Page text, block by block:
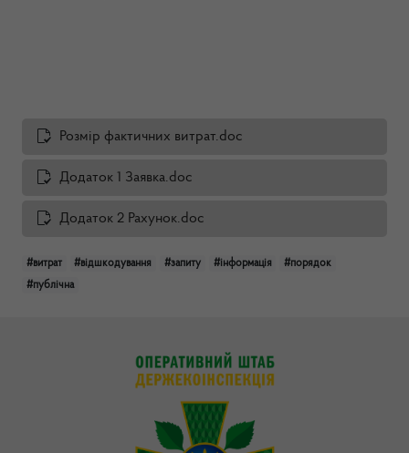
Розмір фактичних витрат.doc
Додаток 1 Заявка.doc
Додаток 2 Рахунок.doc
#витрат #відшкодування #запиту #інформація
#порядок
#публічна